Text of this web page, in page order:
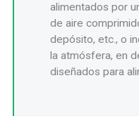
alimentados por
de aire
depósito, etc., o
la atmósfera, en
diseñados para